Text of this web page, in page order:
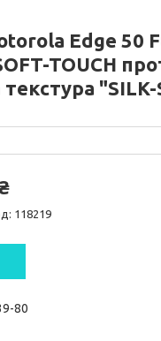
Edge 50
TOUCH
"SILK-
118219
80